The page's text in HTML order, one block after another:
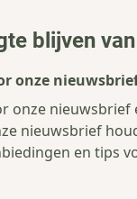
blijven
onze
onze nieuwsbrief
nieuwsbrief
en tips